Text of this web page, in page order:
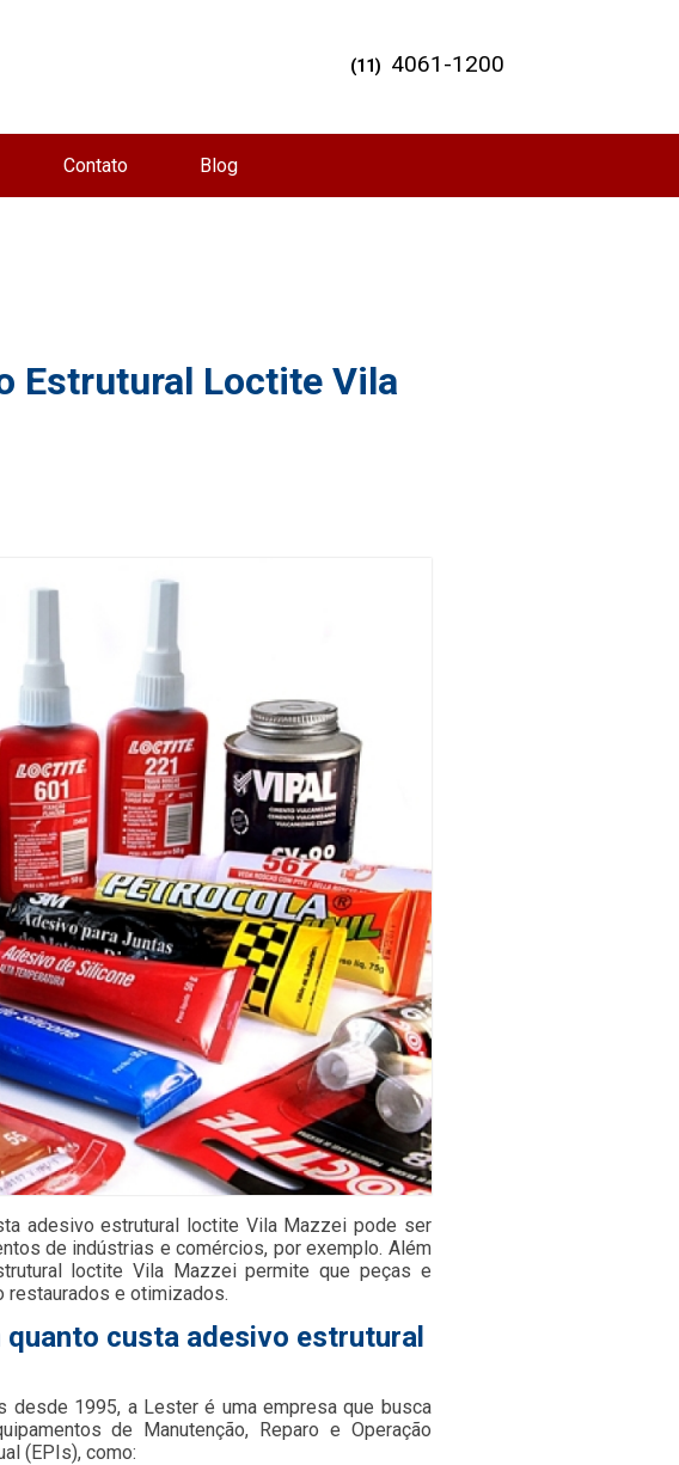
Contato Blog
(11) 4061-1200
Estrutural Loctite Vila
adesivo estrutural loctite Vila Mazzei pode ser
de indústrias e comércios, por exemplo. Além
loctite Vila Mazzei permite que peças e
restaurados e otimizados.
custa adesivo estrutural
desde 1995, a Lester é uma empresa que busca
de Manutenção, Reparo e Operação
(EPIs), como: